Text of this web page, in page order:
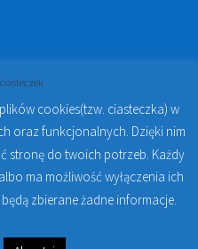
Online i
stomatologiczny w
Fan
cookies(tzw. ciasteczka) w
oraz funkcjonalnych. Dzięki nim
stronę do twoich potrzeb. Każdy
ma możliwość wyłączenia ich
zbierane żadne informacje.